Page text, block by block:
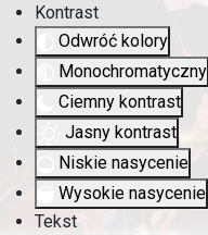
Kontrast
Odwróć kolory
Monochromatyczny
Ciemny kontrast
Jasny kontrast
Niskie nasycenie
Wysokie nasycenie
Tekst